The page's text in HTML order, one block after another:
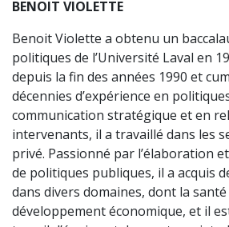
BENOIT VIOLETTE
Benoit Violette a obtenu un
politiques de l’Université Laval en
depuis la fin des années 1990 et
décennies d’expérience en
communication stratégique et en
intervenants, il a travaillé dans les
privé. Passionné par l’élaboration
de politiques publiques, il a acquis
dans divers domaines, dont la
développement économique, et il